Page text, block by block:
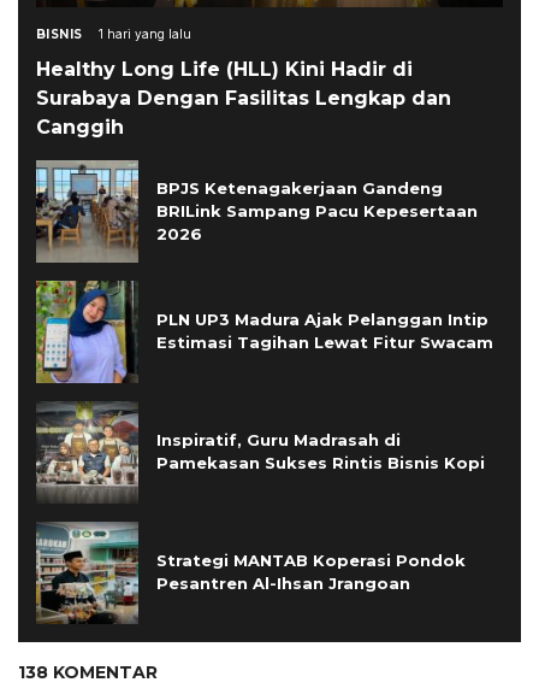
BISNIS 1 hari yang lalu
Healthy Long Life (HLL) Kini Hadir di
Surabaya Dengan Fasilitas Lengkap dan
Canggih
BPJS Ketenagakerjaan Gandeng
BRILink Sampang Pacu Kepesertaan
2026
PLN UP3 Madura Ajak Pelanggan Intip
Estimasi Tagihan Lewat Fitur Swacam
Inspiratif, Guru Madrasah di
Pamekasan Sukses Rintis Bisnis Kopi
Strategi MANTAB Koperasi Pondok
Pesantren Al-Ihsan Jrangoan
138 KOMENTAR